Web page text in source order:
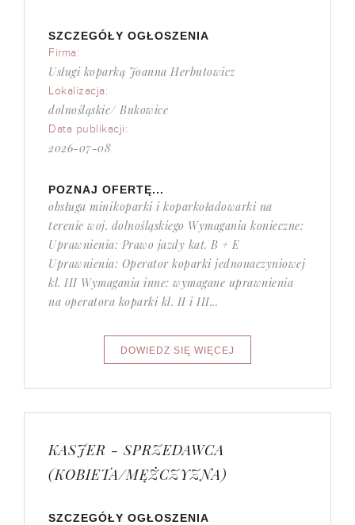
SZCZEGÓŁY OGŁOSZENIA
Firma:
Usługi koparką Joanna Herbutowicz
Lokalizacja:
dolnośląskie/ Bukowice
Data publikacji:
2026-07-08
POZNAJ OFERTĘ...
obsługa minikoparki i koparkoładowarki na
terenie woj. dolnośląskiego Wymagania konieczne:
Uprawnienia: Prawo jazdy kat. B + E
Uprawnienia: Operator koparki jednonaczyniowej
kl. III Wymagania inne: wymagane uprawnienia
na operatora koparki kl. II i III...
KASJER - SPRZEDAWCA
(KOBIETA/MĘŻCZYZNA)
SZCZEGÓŁY OGŁOSZENIA